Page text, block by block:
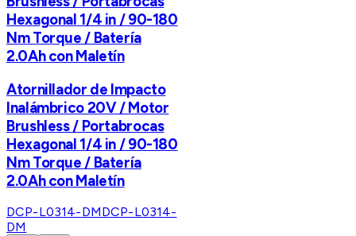
Hexagonal 1/4 in / 90-180
Nm Torque / Batería
2.0Ah con Maletín
Atornillador de Impacto
Inalámbrico 20V / Motor
Brushless / Portabrocas
Hexagonal 1/4 in / 90-180
Nm Torque / Batería
2.0Ah con Maletín
DCP-L0314-DMDCP-L0314-
DM